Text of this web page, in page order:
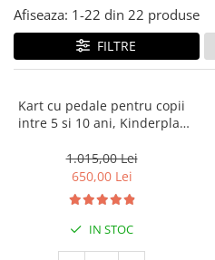
Afiseaza: 1-22 din 22 produse
FILTRE
Kart cu pedale pentru copii
intre 5 si 10 ani, Kinderplay
1.015,00 Lei
650,00 Lei
IN STOC